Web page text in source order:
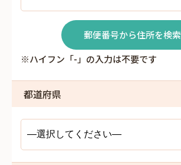
郵便番号から住所を検索
※ハイフン「-」の入力は不要です
都道府県